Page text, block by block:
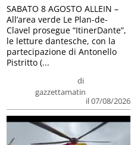
di
gazzettamatin
il 07/08/2026
SABATO 8 AGOSTO ALLEIN –
All’area verde Le Plan-de-
Clavel prosegue “ItinerDante”,
le letture dantesche, con la
partecipazione di Antonello
Pistritto (...